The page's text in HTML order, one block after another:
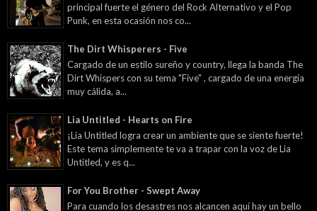
principal fuerte el género del Rock Alternativo y el Pop
Punk, en esta ocasión nos co...
The Dirt Whisperers - Five
Cargado de un estilo sureño y country, llega la banda The
Dirt Whispers con su tema "Five" , cargado de una energía
muy cálida, a...
Lia Untitled - Hearts on Fire
¡Lia Untitled logra crear un ambiente que se siente fuerte!
Este tema simplemente te va a trapar con la voz de Lia
Untitled, y es q...
For You Brother - Swept Away
Para cuando los desastres nos alcancen aquí hay un bello